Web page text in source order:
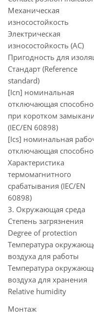
Механическая
износостойкость
Электрическая
износостойкость (AC)
Пригодность для
Стандарт (Reference
standard)
[Icn] номинальная
отключающая
при коротком
(IEC/EN 60898)
[Ics] номинальная
отключающая
Характеристика
термомагнитного
срабатывания (IEC/EN
60898)
3. Окружающая среда
Степень загрязнения
Degree of protection
Температура
воздуха для работы
Температура
воздуха для хранения
Relative humidity
Монтаж